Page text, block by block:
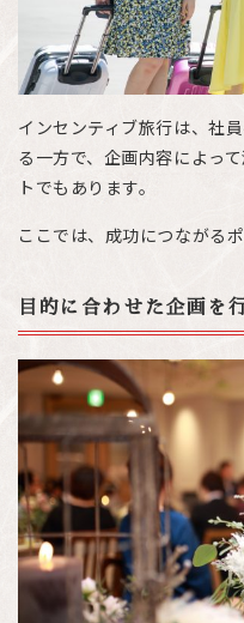
インセンティブ旅行は、社
る一方で、企画内容によっ
トでもあります。
ここでは、成功につながる
目的に合わせた企画を